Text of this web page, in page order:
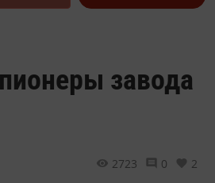
завода
2723 0 2